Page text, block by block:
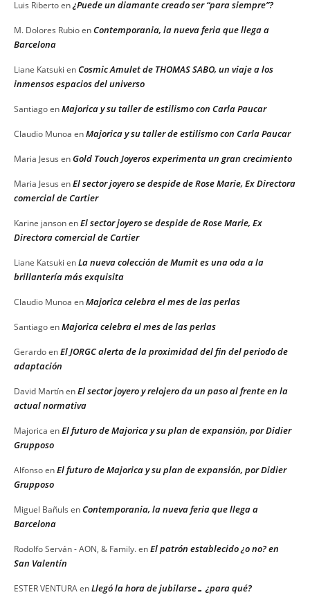
Luis Ribertoen¿Puede un diamante creado ser “para siempre”?
M. Dolores RubioenContemporania, la nueva feria que llega a
Barcelona
Liane Katsuki enCosmic Amulet de THOMAS SABO, un viaje a los
inmensos espacios del universo
SantiagoenMajorica y su taller de estilismo con Carla Paucar
Claudio Munoa enMajorica y su taller de estilismo con Carla Paucar
Maria Jesus enGold Touch Joyeros experimenta un gran crecimiento
Maria Jesus enEl sector joyero se despide de Rose Marie, Ex Directora
comercial de Cartier
Karine jansonenEl sector joyero se despide de Rose Marie, Ex
Directora comercial de Cartier
Liane Katsuki enLa nueva colección de Mumit es una oda a la
brillantería más exquisita
Claudio Munoa enMajorica celebra el mes de las perlas
SantiagoenMajorica celebra el mes de las perlas
GerardoenEl JORGC alerta de la proximidad del fin del periodo de
adaptación
David MartínenEl sector joyero y relojero da un paso al frente en la
actual normativa
Majorica enEl futuro de Majorica y su plan de expansión, por Didier
Grupposo
AlfonsoenEl futuro de Majorica y su plan de expansión, por Didier
Grupposo
Miguel Bañuls enContemporania, la nueva feria que llega a
Barcelona
Rodolfo Serván - AON, & Family.enEl patrón establecido ¿o no? en
San Valentín
ESTER VENTURAenLlegó la hora de jubilarse… ¿para qué?